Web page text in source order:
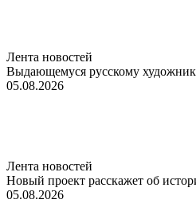
Лента новостей
Выдающемуся русскому
05.08.2026
Лента новостей
Новый проект расскажет об
05.08.2026